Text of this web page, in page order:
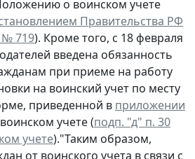
о воинском учете
Правительства РФ
№ 719). Кроме того, с 18 февраля
введена обязанность
при приеме на работу
на воинский учет по месту
приведенной в приложении
учете (подп. "д" п. 30
учете)."Таким образом,
от воинского учета в связи с